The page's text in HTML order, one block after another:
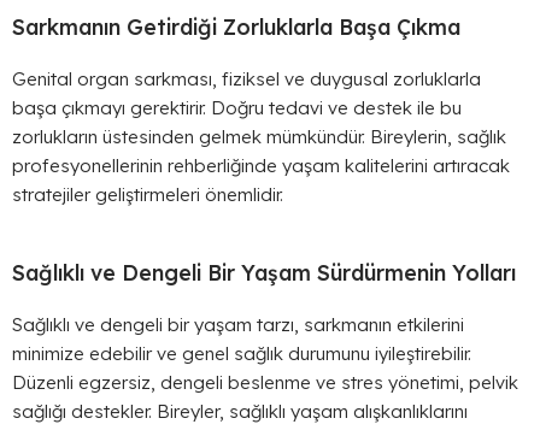
Sarkmanın Getirdiği Zorluklarla Başa Çıkma
Genital organ sarkması, fiziksel ve duygusal zorluklarla
başa çıkmayı gerektirir. Doğru tedavi ve destek ile bu
zorlukların üstesinden gelmek mümkündür. Bireylerin, sağlık
profesyonellerinin rehberliğinde yaşam kalitelerini artıracak
stratejiler geliştirmeleri önemlidir.
Sağlıklı ve Dengeli Bir Yaşam Sürdürmenin Yolları
Sağlıklı ve dengeli bir yaşam tarzı, sarkmanın etkilerini
minimize edebilir ve genel sağlık durumunu iyileştirebilir.
Düzenli egzersiz, dengeli beslenme ve stres yönetimi, pelvik
sağlığı destekler. Bireyler, sağlıklı yaşam alışkanlıklarını